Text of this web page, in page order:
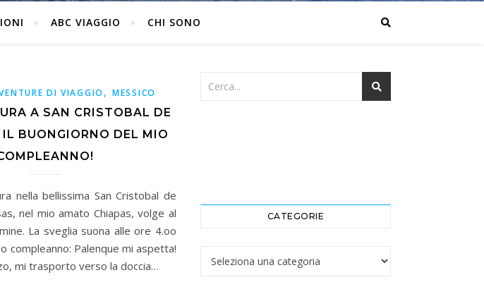
ABC VIAGGIO CHI SONO
DI VIAGGIO , MESSICO
A SAN CRISTOBAL DE
BUONGIORNO DEL MIO
nella bellissima San Cristobal de
nel mio amato Chiapas, volge al
La sveglia suona alle ore 4.oo
compleanno: Palenque mi aspetta!
mi trasporto verso la doccia…
CATEGORIE
Categorie